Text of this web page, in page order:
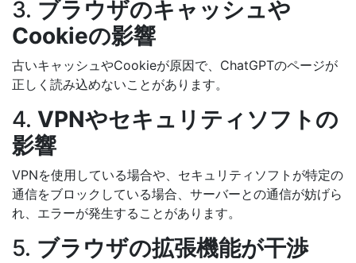
3. ブラウザのキャッシュや
Cookieの影響
古いキャッシュやCookieが原因で、ChatGPTのページが
正しく読み込めないことがあります。
4. VPNやセキュリティソフトの
影響
VPNを使用している場合や、セキュリティソフトが特定の
通信をブロックしている場合、サーバーとの通信が妨げら
れ、エラーが発生することがあります。
5. ブラウザの拡張機能が干渉